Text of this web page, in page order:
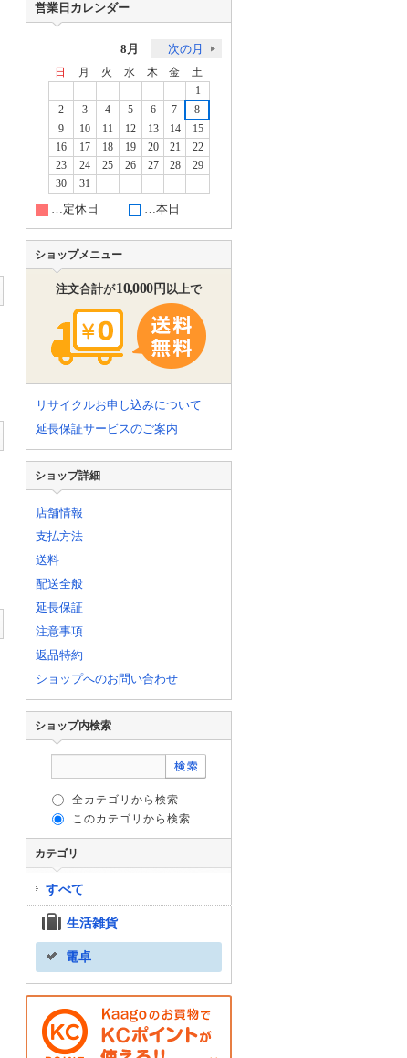
営業日カレンダー
8月 次の月
日 月 火 水 木 金
土
1
2
3 4 5 6 7
8
9
10 11 12 13 14
15
16
17 18 19 20 21
22
23
24 25 26 27 28
29
30
31
…定休日 …本日
ショップメニュー
注文合計が10,000 円 以上で
リサイクルお申し込みについて
延長保証サービスのご案内
ショップ詳細
店舗情報
支払方法
送料
配送全般
延長保証
注意事項
返品特約
ショップへのお問い合わせ
ショップ内検索
全カテゴリから検索
このカテゴリから検索
カテゴリ
すべて
生活雑貨
電卓